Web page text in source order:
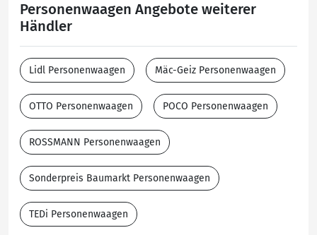
Personenwaagen Angebote weiterer
Händler
Lidl Personenwaagen Mäc-Geiz Personenwaagen
OTTO Personenwaagen POCO Personenwaagen
ROSSMANN Personenwaagen
Sonderpreis Baumarkt Personenwaagen
TEDi Personenwaagen